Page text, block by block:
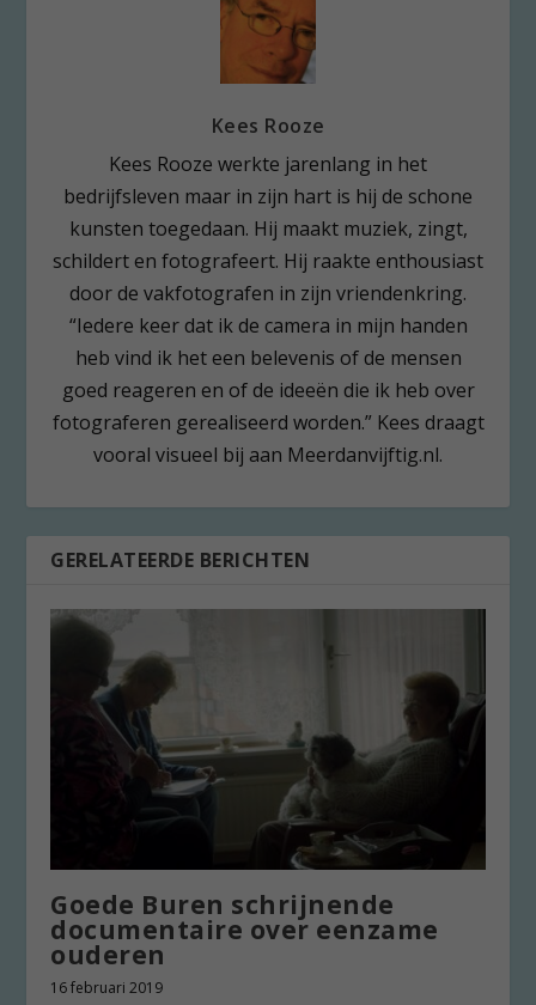
Kees Rooze
Kees Rooze werkte jarenlang in het
bedrijfsleven maar in zijn hart is hij de schone
kunsten toegedaan. Hij maakt muziek, zingt,
schildert en fotografeert. Hij raakte enthousiast
door de vakfotografen in zijn vriendenkring.
“Iedere keer dat ik de camera in mijn handen
heb vind ik het een belevenis of de mensen
goed reageren en of de ideeën die ik heb over
fotograferen gerealiseerd worden.” Kees draagt
vooral visueel bij aan Meerdanvijftig.nl.
GERELATEERDE BERICHTEN
Goede Buren schrijnende
documentaire over eenzame
ouderen
16 februari 2019